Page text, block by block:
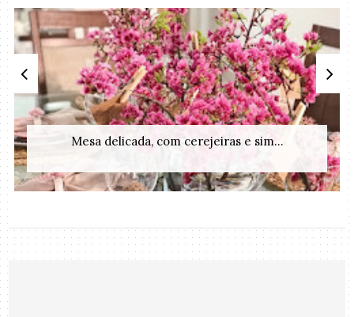
Mesa delicada, com cerejeiras e sim...